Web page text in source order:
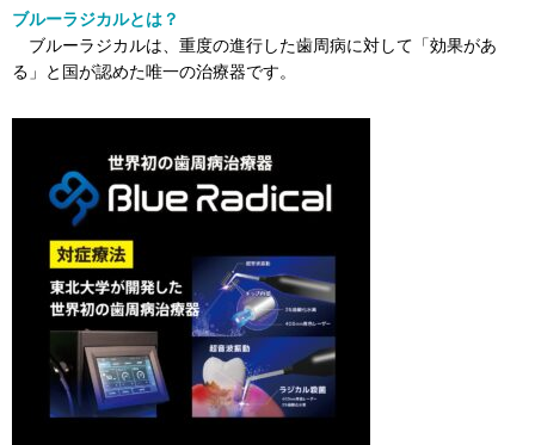
ブルーラジカルとは？
ブルーラジカルは、重度の進行した歯周病に対して「効果があ
る」と国が認めた唯一の治療器です。